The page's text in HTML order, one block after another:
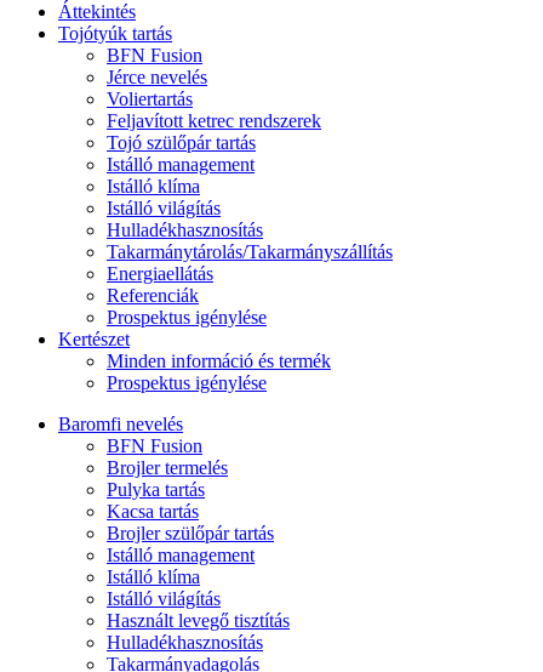
Áttekintés
Tojótyúk tartás
BFN Fusion
Jérce nevelés
Voliertartás
Feljavított ketrec rendszerek
Tojó szülőpár tartás
Istálló management
Istálló klíma
Istálló világítás
Hulladékhasznosítás
Takarmánytárolás/Takarmányszállítás
Energiaellátás
Referenciák
Prospektus igénylése
Kertészet
Minden információ és termék
Prospektus igénylése
Baromfi nevelés
BFN Fusion
Brojler termelés
Pulyka tartás
Kacsa tartás
Brojler szülőpár tartás
Istálló management
Istálló klíma
Istálló világítás
Használt levegő tisztítás
Hulladékhasznosítás
Takarmányadagolás